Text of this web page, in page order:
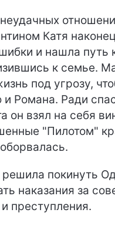
Катя
и нашла путь
к семье.
под угрозу,
Романа. Ради
он взял на себя
"Пилотом"
покинуть
наказания за
преступления.